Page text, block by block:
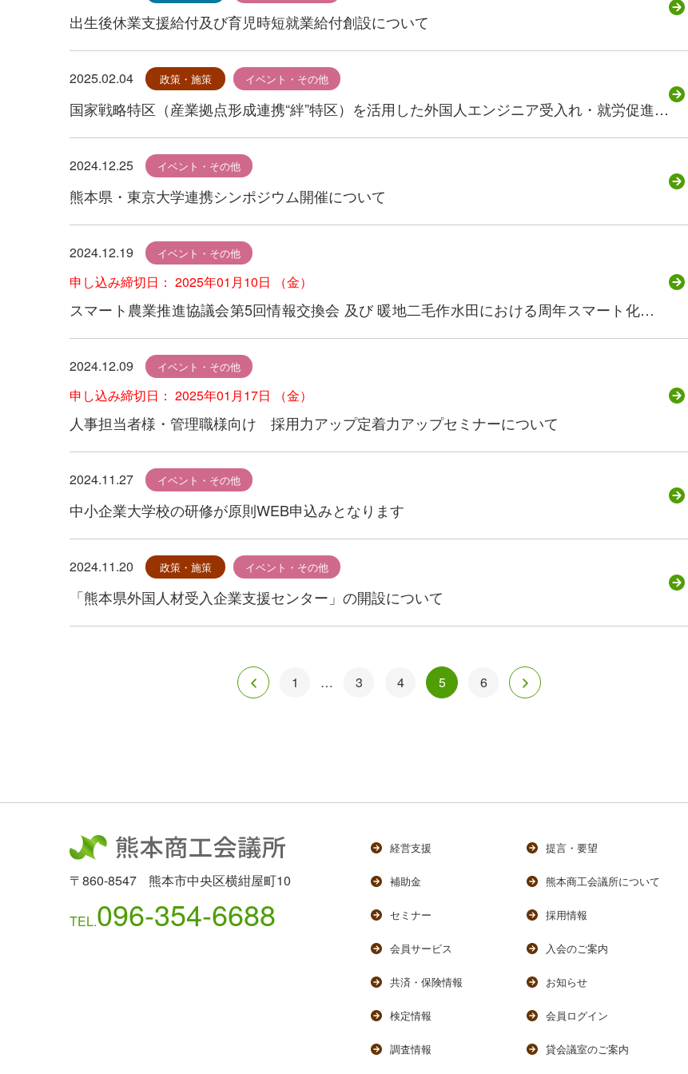
出生後休業支援給付及び育児時短就業給付創設について
2025.02.04 政策・施策 イベント・その他
国家戦略特区（産業拠点形成連携“絆”特区）を活用した外国人エンジニア受入れ・就労促進事
業について
2024.12.25 イベント・その他
熊本県・東京大学連携シンポジウム開催について
2024.12.19 イベント・その他
申し込み締切日： 2025年01月10日 （金）
スマート農業推進協議会第5回情報交換会 及び 暖地二毛作水田における周年スマート化実地
勉強会について
2024.12.09 イベント・その他
申し込み締切日： 2025年01月17日 （金）
人事担当者様・管理職様向け 採用力アップ定着力アップセミナーについて
2024.11.27 イベント・その他
中小企業大学校の研修が原則WEB申込みとなります
2024.11.20 政策・施策 イベント・その他
「熊本県外国人材受入企業支援センター」の開設について
ー
シ
ョ
1 … 3 4 5 6
〒860-8547 熊本市中央区横紺屋町10
TEL.096-354-6688
経営支援
補助金
セミナー
会員サービス
共済・保険情報
検定情報
調査情報
提言・要望
熊本商工会議所について
採用情報
入会のご案内
お知らせ
会員ログイン
貸会議室のご案内